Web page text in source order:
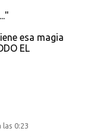
esa magia
EL
las 0:23